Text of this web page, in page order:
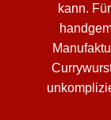
kann.